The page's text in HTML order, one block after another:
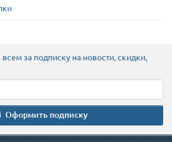
за подписку на новости, скидки,
Оформить подписку